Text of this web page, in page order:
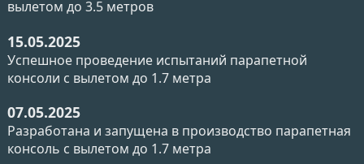
вылетом до 3.5 метров
15.05.2025
Успешное проведение испытаний парапетной
консоли с вылетом до 1.7 метра
07.05.2025
Разработана и запущена в производство парапетная
консоль с вылетом до 1.7 метра